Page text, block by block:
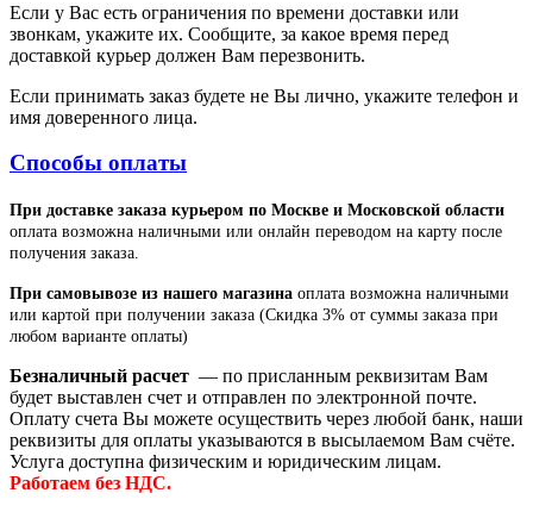
Если у Вас есть ограничения по времени доставки или
звонкам, укажите их. Сообщите, за какое время перед
доставкой курьер должен Вам перезвонить.
Если принимать заказ будете не Вы лично, укажите телефон и
имя доверенного лица.
Способы оплаты
При доставке заказа курьером по Москве и Московской области
оплата возможна наличными или онлайн переводом на карту после
получения заказа.
При самовывозе из нашего магазина оплата возможна наличными
или картой при получении заказа (Скидка 3% от суммы заказа при
любом варианте оплаты)
Безналичный расчет — по присланным реквизитам Вам
будет выставлен счет и отправлен по электронной почте.
Оплату счета Вы можете осуществить через любой банк, наши
реквизиты для оплаты указываются в высылаемом Вам счёте.
Услуга доступна физическим и юридическим лицам.
Работаем без НДС.